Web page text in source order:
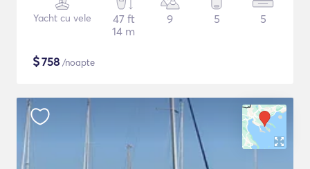
Yacht cu vele
47 ft
14 m
9 5 5
$758 /noapte